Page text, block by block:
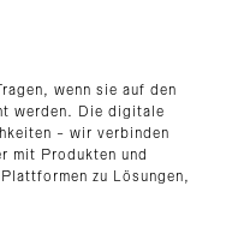
wenn sie auf den
werden. Die digitale
- wir verbinden
mit Produkten und
zu Lösungen,